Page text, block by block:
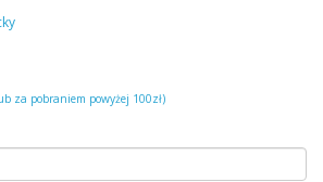
za pobraniem powyżej 100zł)